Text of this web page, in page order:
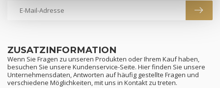
ZUSATZINFORMATION
Wenn Sie Fragen zu unseren Produkten oder Ihrem Kauf haben,
besuchen Sie unsere Kundenservice-Seite. Hier finden Sie unsere
Unternehmensdaten, Antworten auf häufig gestellte Fragen und
verschiedene Möglichkeiten, mit uns in Kontakt zu treten.